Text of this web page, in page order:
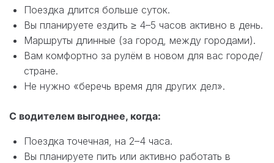
Поездка длится больше суток.
Вы планируете ездить ≥ 4–5 часов активно в день.
Маршруты длинные (за город, между городами).
Вам комфортно за рулём в новом для вас городе/
стране.
Не нужно «беречь время для других дел».
С водителем выгоднее, когда:
Поездка точечная, на 2–4 часа.
Вы планируете пить или активно работать в